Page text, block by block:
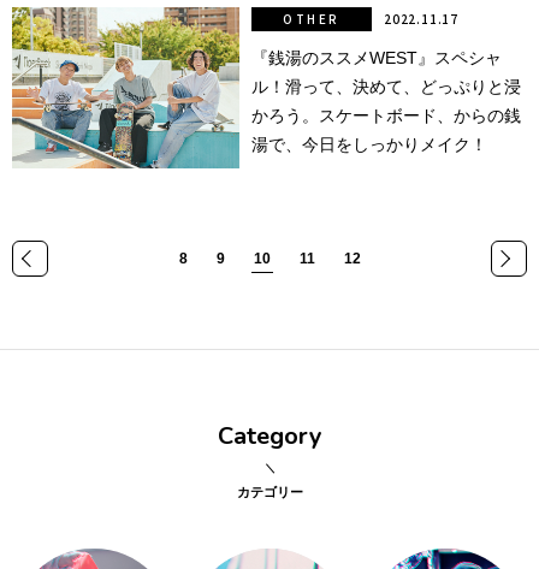
『銭湯のススメWEST』スペシャ
ル！滑って、決めて、どっぷりと浸
かろう。スケートボード、からの銭
湯で、今日をしっかりメイク！
OTHER 2022.11.17
« 8 9 10 11 12 »
Category
カテゴリー